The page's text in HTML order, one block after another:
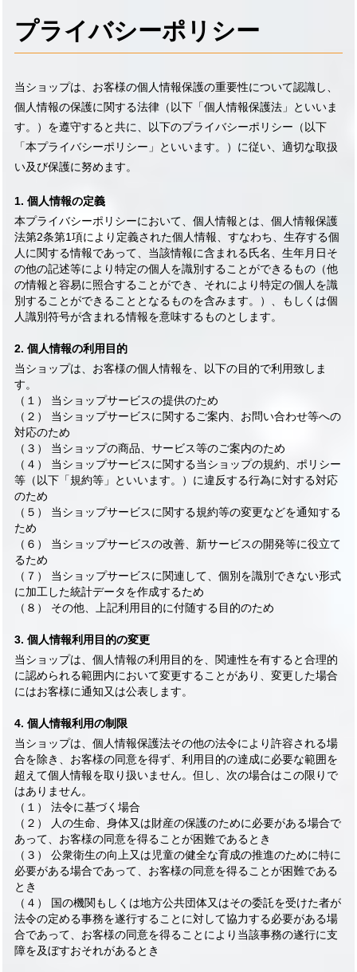
プライバシーポリシー
当ショップは、お客様の個人情報保護の重要性について認識し、
個人情報の保護に関する法律（以下「個人情報保護法」といいま
す。）を遵守すると共に、以下のプライバシーポリシー（以下
「本プライバシーポリシー」といいます。）に従い、適切な取扱
い及び保護に努めます。
1. 個人情報の定義
本プライバシーポリシーにおいて、個人情報とは、個人情報保護
法第2条第1項により定義された個人情報、すなわち、生存する個
人に関する情報であって、当該情報に含まれる氏名、生年月日そ
の他の記述等により特定の個人を識別することができるもの（他
の情報と容易に照合することができ、それにより特定の個人を識
別することができることとなるものを含みます。）、もしくは個
人識別符号が含まれる情報を意味するものとします。
2. 個人情報の利用目的
当ショップは、お客様の個人情報を、以下の目的で利用致しま
す。
（１） 当ショップサービスの提供のため
（２） 当ショップサービスに関するご案内、お問い合わせ等への
対応のため
（３） 当ショップの商品、サービス等のご案内のため
（４） 当ショップサービスに関する当ショップの規約、ポリシー
等（以下「規約等」といいます。）に違反する行為に対する対応
のため
（５） 当ショップサービスに関する規約等の変更などを通知する
ため
（６） 当ショップサービスの改善、新サービスの開発等に役立て
るため
（７） 当ショップサービスに関連して、個別を識別できない形式
に加工した統計データを作成するため
（８） その他、上記利用目的に付随する目的のため
3. 個人情報利用目的の変更
当ショップは、個人情報の利用目的を、関連性を有すると合理的
に認められる範囲内において変更することがあり、変更した場合
にはお客様に通知又は公表します。
4. 個人情報利用の制限
当ショップは、個人情報保護法その他の法令により許容される場
合を除き、お客様の同意を得ず、利用目的の達成に必要な範囲を
超えて個人情報を取り扱いません。但し、次の場合はこの限りで
はありません。
（１） 法令に基づく場合
（２） 人の生命、身体又は財産の保護のために必要がある場合で
あって、お客様の同意を得ることが困難であるとき
（３） 公衆衛生の向上又は児童の健全な育成の推進のために特に
必要がある場合であって、お客様の同意を得ることが困難である
とき
（４） 国の機関もしくは地方公共団体又はその委託を受けた者が
法令の定める事務を遂行することに対して協力する必要がある場
合であって、お客様の同意を得ることにより当該事務の遂行に支
障を及ぼすおそれがあるとき